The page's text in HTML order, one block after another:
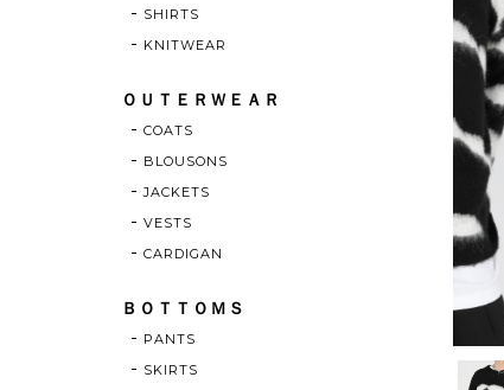
SHIRTS
KNITWEAR
ＯＵＴＥＲＷＥＡＲ
COATS
BLOUSONS
JACKETS
VESTS
CARDIGAN
ＢＯＴＴＯＭＳ
PANTS
SKIRTS